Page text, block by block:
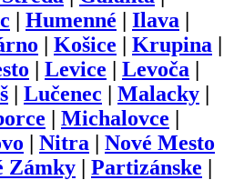
Humenné Ilava
Košice Krupina
Levice Levoča
Lučenec Malacky
Michalovce
Nitra
Nové Mesto
Zámky Partizánske